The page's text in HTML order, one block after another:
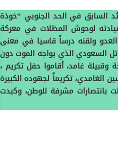
السابق في الحد الجنوبي “خوذة
لوحوش المظلات في معركة
ولقنه درساً قاسيا في معنى
السعودي الذي يواجه الموت دون
غامد، أقاموا حفل تكريم ،
الغامدي، تكريماً لجهوده الكبيرة
بانتصارات مشرفة للوطن، وكبدت